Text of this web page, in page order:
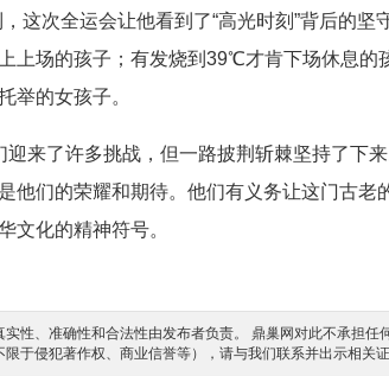
这次全运会让他看到了“高光时刻”背后的坚
上场的孩子；有发烧到39℃才肯下场休息的
举的女孩子。
来了许多挑战，但一路披荆斩棘坚持了下
他们的荣耀和期待。他们有义务让这门古老
文化的精神符号。
性、准确性和合法性由发布者负责。 鼎巢网对此不承担任
于侵犯著作权、商业信誉等），请与我们联系并出示相关